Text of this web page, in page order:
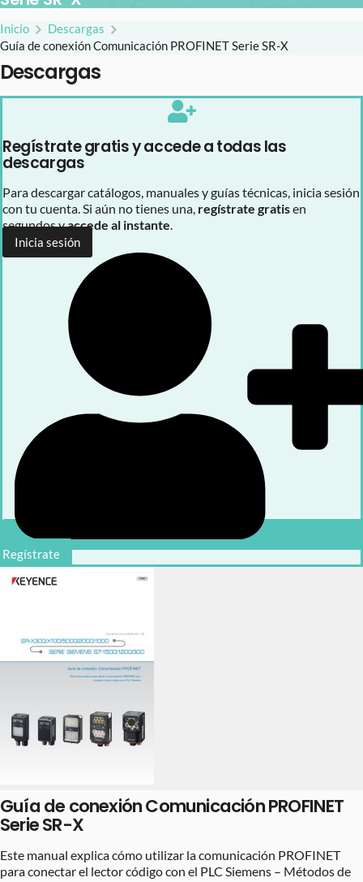
Inicio
Descargas
Guía de conexión Comunicación PROFINET Serie SR-X
Descargas
Regístrate gratis y accede a todas las
descargas
Para descargar catálogos, manuales y guías técnicas, inicia sesión
con tu cuenta. Si aún no tienes una, regístrate gratisen
segundos yaccede al instante.
Inicia sesión
Regístrate
Guía de conexión Comunicación PROFINET
Serie SR-X
Este manual explica cómo utilizar la comunicación PROFINET
para conectar el lector código con el PLC Siemens – Métodos de